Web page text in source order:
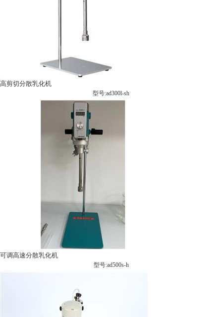
高剪切分散乳化机
型号:ad300l-sh
可调高速分散乳化机
型号:ad500s-h